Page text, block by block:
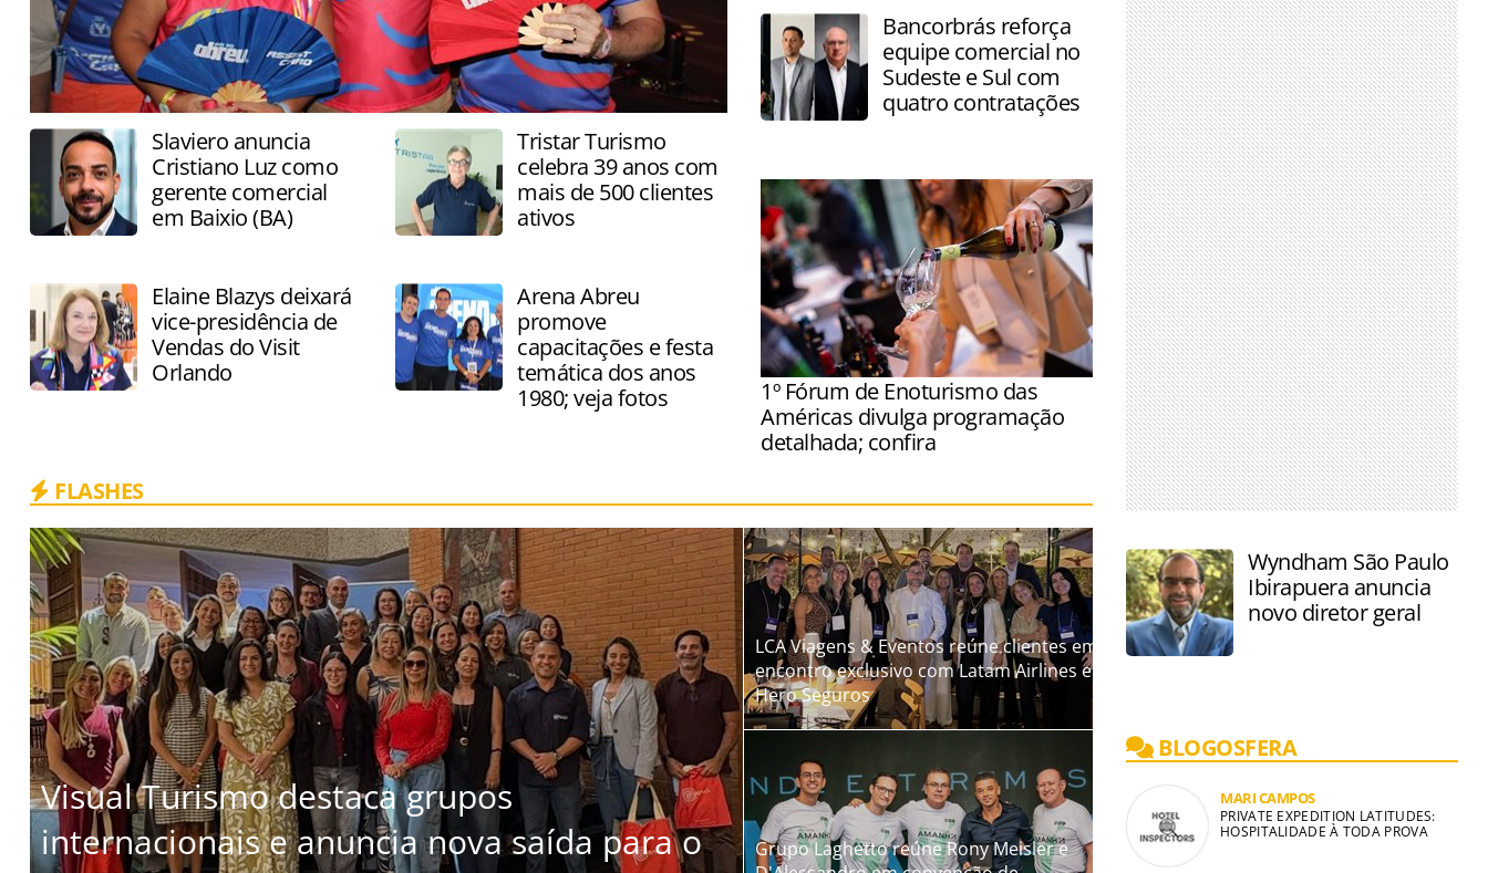
Executivo comandará integração
comercial dos empreendimentos com
foco em receita e distribuição
Bancorbrás reforça
equipe comercial no
Sudeste e Sul com
quatro contratações
Slaviero anuncia
Cristiano Luz como
gerente comercial
em Baixio (BA)
Tristar Turismo
celebra 39 anos com
mais de 500 clientes
ativos
1º Fórum de Enoturismo das
Américas divulga programação
detalhada; confira
em São Paulo, e terá palestras e
degustação de vinhos e queijos
Elaine Blazys deixará
vice-presidência de
Vendas do Visit
Orlando
Arena Abreu
promove
capacitações e festa
temática dos anos
1980; veja fotos
FLASHES
Visual Turismo destaca grupos
internacionais e anuncia nova saída para o
LCA Viagens & Eventos reúne clientes em
encontro exclusivo com Latam Airlines e
Hero Seguros
Grupo Laghetto reúne Rony Meisler e
Wyndham São Paulo
Ibirapuera anuncia
novo diretor geral
BLOGOSFERA
MARI CAMPOS
PRIVATE EXPEDITION LATITUDES:
HOSPITALIDADE À TODA PROVA